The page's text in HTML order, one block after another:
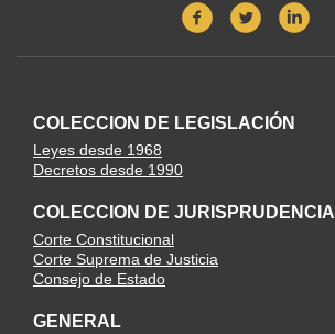
COLECCION DE LEGISLACIÓN
Leyes desde 1968
Decretos desde 1990
COLECCION DE JURISPRUDENCIA
Corte Constitucional
Corte Suprema de Justicia
Consejo de Estado
GENERAL